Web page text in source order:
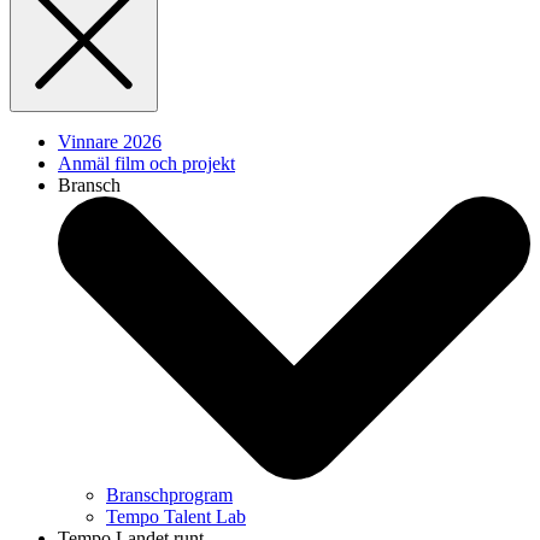
Vinnare 2026
Anmäl film och projekt
Bransch
Branschprogram
Tempo Talent Lab